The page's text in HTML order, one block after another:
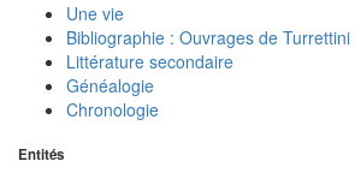
Une vie
Bibliographie : Ouvrages de Turrettini
Littérature secondaire
Généalogie
Chronologie
Entités